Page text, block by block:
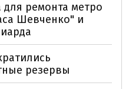
ремонта метро
Шевченко" и
резервы